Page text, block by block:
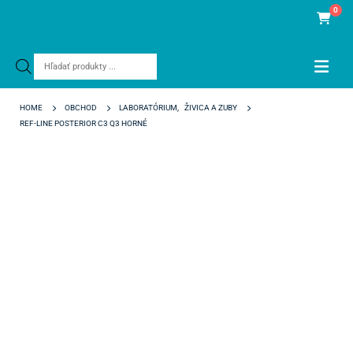
Products
0
HOME OBCHOD LABORATÓRIUM
ŽIVICA A ZUBY
REF-LINE POSTERIOR C3 Q3 HORNÉ